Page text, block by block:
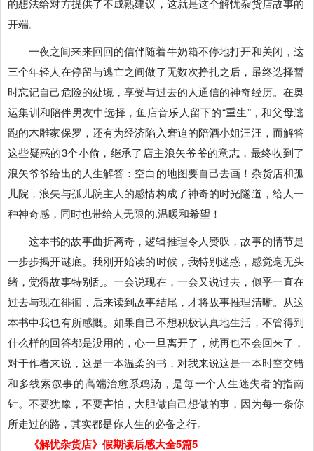
的想法给对方提供了不成熟建议，这就是这个解忧杂货店故事的
开端。
一夜之间来来回回的信伴随着牛奶箱不停地打开和关闭，这
三个年轻人在停留与逃亡之间做了无数次挣扎之后，最终选择暂
时忘记自己危险的处境，享受与过去的人通信的神奇经历。在奥
运集训和陪伴男友中选择，鱼店音乐人留下的“重生”，和父母逃
跑的木雕家保罗，还有为经济陷入窘迫的陪酒小姐汪汪，而解答
这些疑惑的3个小偷，继承了店主浪矢爷爷的意志，最终收到了
浪矢爷爷给出的人生解答：空白的地图要自己去画！杂货店和孤
儿院，浪矢与孤儿院主人的感情构成了神奇的时光隧道，给人一
种神奇感，同时也带给人无限的.温暖和希望！
这本书的故事曲折离奇，逻辑推理令人赞叹，故事的情节是
一步步揭开谜底。我刚开始读的时候，我特别迷惑，感觉毫无头
绪，觉得故事特别乱。一会说现在，一会又说过去，似乎一直在
过去与现在徘徊，后来读到故事结尾，才将故事推理清晰。从这
本书中我也有所感慨。如果自己不想积极认真地生活，不管得到
什么样的回答都是没用的，心一旦离开了，就再也不会回来了，
对于作者来说，这是一本温柔的书，对我来说这是一本时空交错
和多线索叙事的高端治愈系鸡汤，是每一个人生迷失者的指南
针。不要犹豫，不要害怕，大胆做自己想做的事，因为每一条你
所走过的路，其实都是你人生的必备之行。
《解忧杂货店》假期读后感大全5篇5